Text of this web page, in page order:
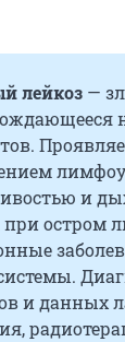
лейкоз —
и
остром
и данных